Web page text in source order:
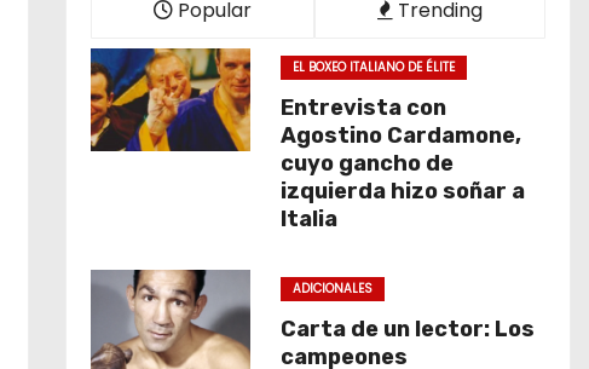
Popular Trending
EL BOXEO ITALIANO DE ÉLITE
Entrevista con
Agostino Cardamone,
cuyo gancho de
izquierda hizo soñar a
Italia
ADICIONALES
Carta de un lector: Los
campeones